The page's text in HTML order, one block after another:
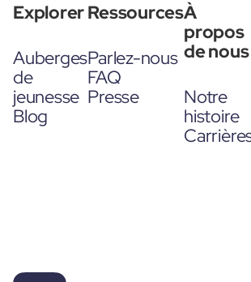
Explorer
Auberges
de
jeunesse
Blog
Ressources
Parlez-nous
FAQ
Presse
À
propos
de nous
Notre
histoire